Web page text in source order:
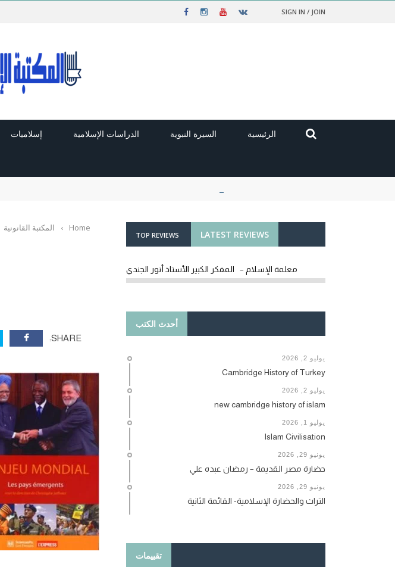
SIGN IN / JOIN
الرئيسية السيرة النبوية الدراسات الإسلامية إسلاميات
Home
› المكتبة القانونية
SHARE:
LATEST REVIEWS
TOP REVIEWS
معلمة الإسلام – المفكر الكبير الأستاذ أنور الجندي
أحدث الكتب
يوليو 2, 2026
Cambridge History of Turkey
يوليو 2, 2026
new cambridge history of islam
يوليو 1, 2026
Islam Civilisation
يونيو 29, 2026
حضارة مصر القديمة – رمضان عبده علي
يونيو 29, 2026
التراث والحضارة الإسلامية- القائمة الثانية
تقييمات